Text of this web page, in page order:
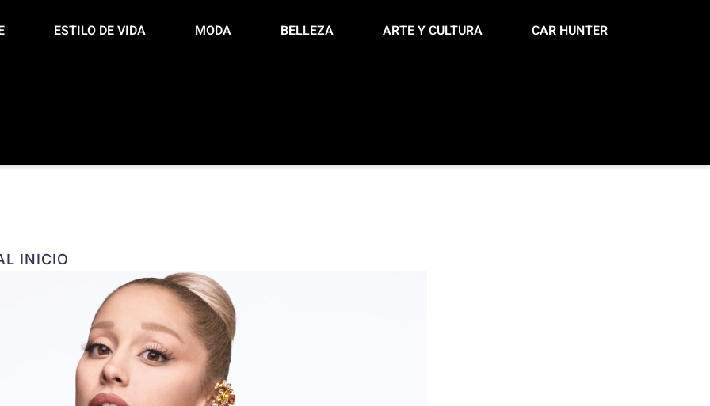
ESTILO DE VIDA MODA BELLEZA ARTE Y CULTURA CAR HUNTER
INICIO